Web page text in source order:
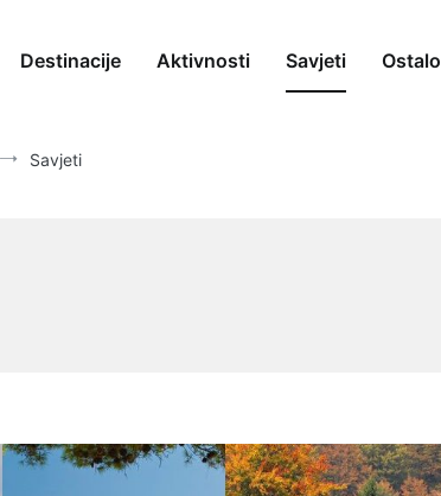
Destinacije Aktivnosti Savjeti Ostalo
Savjeti